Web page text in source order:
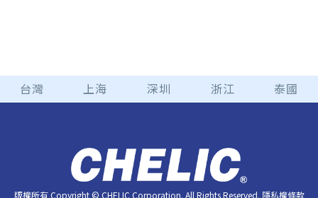
台灣 上海 深圳 浙江 泰國
版權所有 Copyright © CHELIC Corporation. All Rights Reserved. 隱私權條款